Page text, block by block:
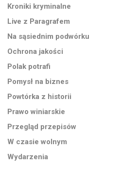
Kroniki kryminalne
Live z Paragrafem
Na sąsiednim podwórku
Ochrona jakości
Polak potrafi
Pomysł na biznes
Powtórka z historii
Prawo winiarskie
Przegląd przepisów
W czasie wolnym
Wydarzenia